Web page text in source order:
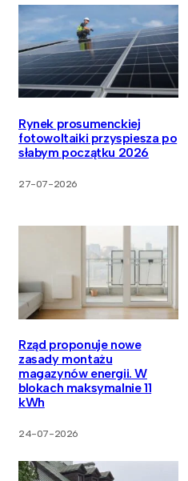
Rynek prosumenckiej
fotowoltaiki przyspiesza po
słabym początku 2026
27-07-2026
Rząd proponuje nowe
zasady montażu
magazynów energii. W
blokach maksymalnie 11
kWh
24-07-2026